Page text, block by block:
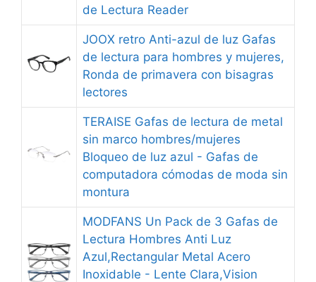
de Lectura Reader
JOOX retro Anti-azul de luz Gafas
de lectura para hombres y mujeres,
Ronda de primavera con bisagras
lectores
TERAISE Gafas de lectura de metal
sin marco hombres/mujeres
Bloqueo de luz azul - Gafas de
computadora cómodas de moda sin
montura
MODFANS Un Pack de 3 Gafas de
Lectura Hombres Anti Luz
Azul,Rectangular Metal Acero
Inoxidable - Lente Clara,Vision